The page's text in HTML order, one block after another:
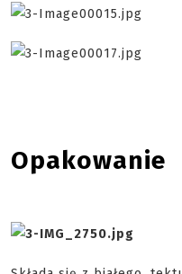
Opakowanie